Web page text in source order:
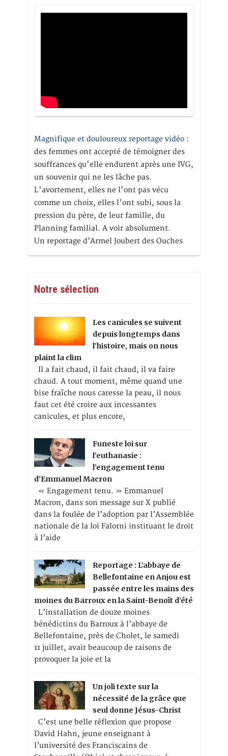
Magnifique et douloureux reportage vidéo :
des femmes ont accepté de témoigner des
souffrances qu'elle endurent après une IVG,
un souvenir qui ne les lâche pas.
L'avortement, elles ne l'ont pas vécu
comme un choix, elles l'ont subi, sous la
pression du père, de leur famille, du
Planning familial. A voir absolument.
Un reportage d’Armel Joubert des Ouches
Notre sélection
Les canicules se suivent
depuis longtemps dans
l’histoire, mais on nous
plaint la clim
Il a fait chaud, il fait chaud, il va faire
chaud. A tout moment, même quand une
bise fraîche nous caresse la peau, il nous
faut cet été croire aux incessantes
canicules, et plus encore,
Funeste loi sur
l’euthanasie :
l’engagement tenu
d’Emmanuel Macron
« Engagement tenu. » Emmanuel
Macron, dans son message sur X publié
dans la foulée de l’adoption par l’Assemblée
nationale de la loi Falorni instituant le droit
à l’aide
Reportage : L’abbaye de
Bellefontaine en Anjou est
passée entre les mains des
moines du Barroux en la Saint-Benoît d’été
L’installation de douze moines
bénédictins du Barroux à l’abbaye de
Bellefontaine, près de Cholet, le samedi
11 juillet, avait beaucoup de raisons de
provoquer la joie et la
Un joli texte sur la
nécessité de la grâce que
seul donne Jésus-Christ
C’est une belle réflexion que propose
David Hahn, jeune enseignant à
l’université des Franciscains de